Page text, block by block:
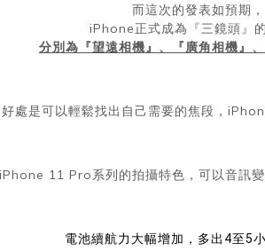
而這次的發表如預期，
iPhone正式成為『三鏡頭 』
分別為『望遠相機』、『廣角相機』、
處是可以輕鬆找出自己需要的焦段，
iPhone 11 Pro系列的拍攝特色，可以音訊變
電池續航力大幅增加，多出4至5小